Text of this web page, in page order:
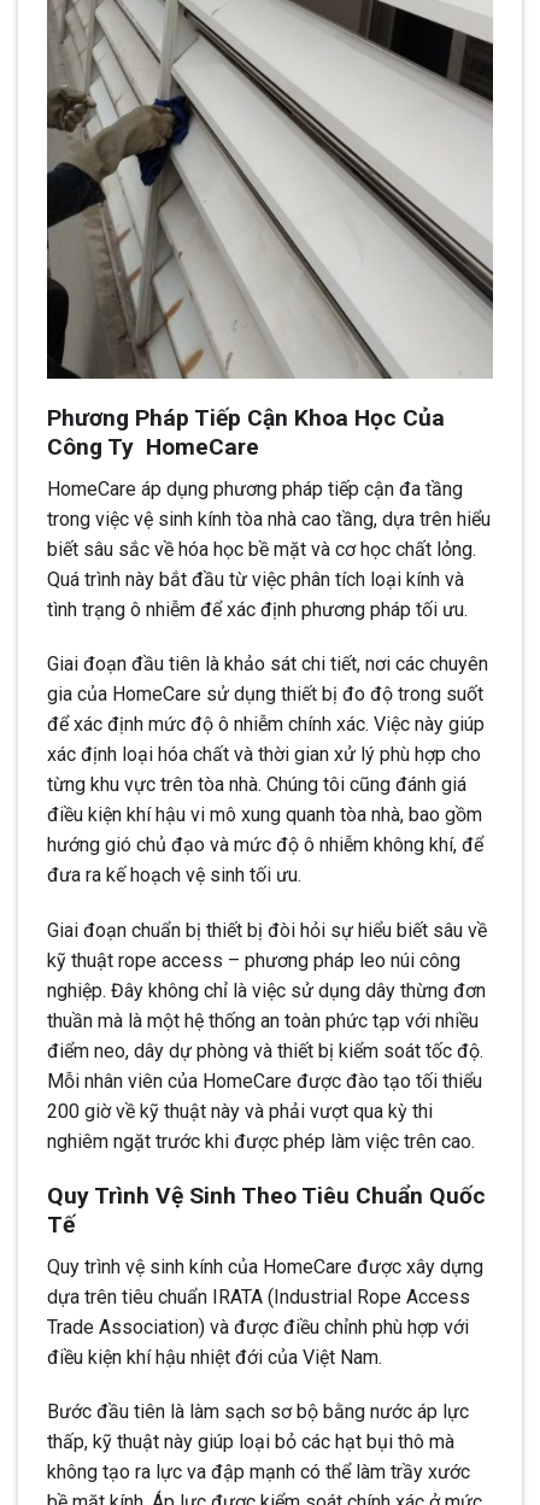
Phương Pháp Tiếp Cận Khoa Học Của
Công Ty HomeCare
HomeCare áp dụng phương pháp tiếp cận đa tầng
trong việc vệ sinh kính tòa nhà cao tầng, dựa trên hiểu
biết sâu sắc về hóa học bề mặt và cơ học chất lỏng.
Quá trình này bắt đầu từ việc phân tích loại kính và
tình trạng ô nhiễm để xác định phương pháp tối ưu.
Giai đoạn đầu tiên là khảo sát chi tiết, nơi các chuyên
gia của HomeCare sử dụng thiết bị đo độ trong suốt
để xác định mức độ ô nhiễm chính xác. Việc này giúp
xác định loại hóa chất và thời gian xử lý phù hợp cho
từng khu vực trên tòa nhà. Chúng tôi cũng đánh giá
điều kiện khí hậu vi mô xung quanh tòa nhà, bao gồm
hướng gió chủ đạo và mức độ ô nhiễm không khí, để
đưa ra kế hoạch vệ sinh tối ưu.
Giai đoạn chuẩn bị thiết bị đòi hỏi sự hiểu biết sâu về
kỹ thuật rope access – phương pháp leo núi công
nghiệp. Đây không chỉ là việc sử dụng dây thừng đơn
thuần mà là một hệ thống an toàn phức tạp với nhiều
điểm neo, dây dự phòng và thiết bị kiểm soát tốc độ.
Mỗi nhân viên của HomeCare được đào tạo tối thiểu
200 giờ về kỹ thuật này và phải vượt qua kỳ thi
nghiêm ngặt trước khi được phép làm việc trên cao.
Quy Trình Vệ Sinh Theo Tiêu Chuẩn Quốc
Tế
Quy trình vệ sinh kính của HomeCare được xây dựng
dựa trên tiêu chuẩn IRATA (Industrial Rope Access
Trade Association) và được điều chỉnh phù hợp với
điều kiện khí hậu nhiệt đới của Việt Nam.
Bước đầu tiên là làm sạch sơ bộ bằng nước áp lực
thấp, kỹ thuật này giúp loại bỏ các hạt bụi thô mà
không tạo ra lực va đập mạnh có thể làm trầy xước